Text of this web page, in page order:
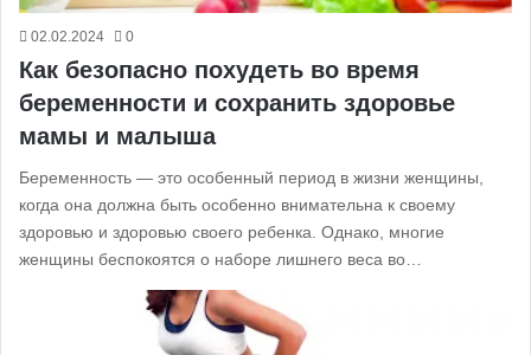
02.02.2024 0
Как безопасно похудеть во время
беременности и сохранить здоровье
мамы и малыша
Беременность — это особенный период в жизни женщины,
когда она должна быть особенно внимательна к своему
здоровью и здоровью своего ребенка. Однако, многие
женщины беспокоятся о наборе лишнего веса во…